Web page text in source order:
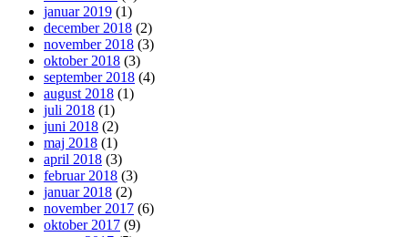
januar 2019 (1)
december 2018 (2)
november 2018 (3)
oktober 2018 (3)
september 2018 (4)
august 2018 (1)
juli 2018 (1)
juni 2018 (2)
maj 2018 (1)
april 2018 (3)
februar 2018 (3)
januar 2018 (2)
november 2017 (6)
oktober 2017 (9)